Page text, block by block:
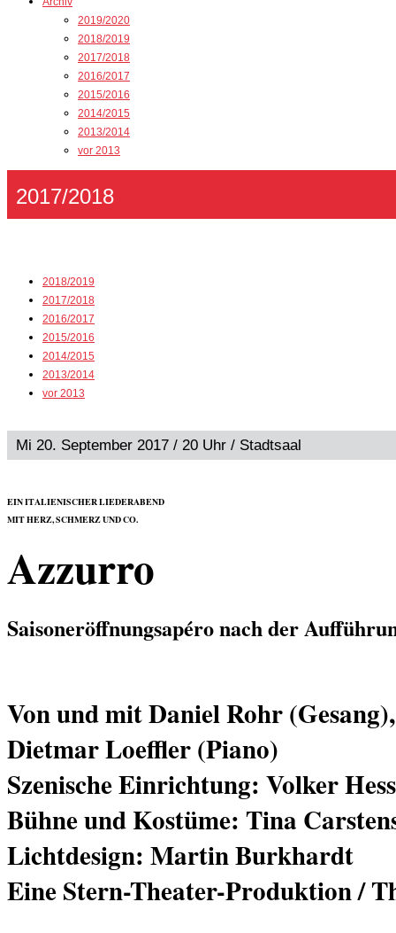
2019/2020
2018/2019
2017/2018
2016/2017
2015/2016
2014/2015
2013/2014
vor 2013
2017/2018
2018/2019
2017/2018
2016/2017
2015/2016
2014/2015
2013/2014
vor 2013
Mi 20. September 2017 / 20 Uhr / Stadtsaal
EIN ITALIENISCHER LIEDERABEND
MIT HERZ, SCHMERZ UND CO.
Azzurro
Saisoneröffnungsapéro nach der
Von und mit Daniel Rohr (Gesang),
Dietmar Loeffler (Piano)
Szenische Einrichtung: Volker
Bühne und Kostüme: Tina
Lichtdesign: Martin Burkhardt
Eine Stern-Theater-Produktion /